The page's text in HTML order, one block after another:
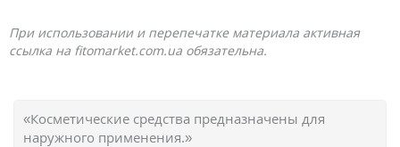
При использовании и перепечатке материала активная
ссылка на fitomarket.com.ua обязательна.
«Косметические средства предназначены для
наружного применения.»